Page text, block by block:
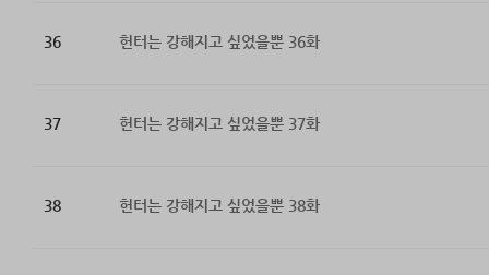
36 헌터는 강해지고 싶었을뿐 36화
37 헌터는 강해지고 싶었을뿐 37화
38 헌터는 강해지고 싶었을뿐 38화